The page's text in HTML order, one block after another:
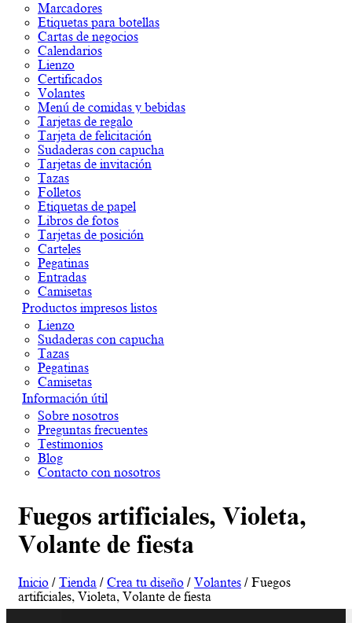
Marcadores
Etiquetas para botellas
Cartas de negocios
Calendarios
Lienzo
Certificados
Volantes
Menú de comidas y bebidas
Tarjetas de regalo
Tarjeta de felicitación
Sudaderas con capucha
Tarjetas de invitación
Tazas
Folletos
Etiquetas de papel
Libros de fotos
Tarjetas de posición
Carteles
Pegatinas
Entradas
Camisetas
Productos impresos listos
Lienzo
Sudaderas con capucha
Tazas
Pegatinas
Camisetas
Información útil
Sobre nosotros
Preguntas frecuentes
Testimonios
Blog
Contacto con nosotros
Fuegos artificiales, Violeta,
Volante de fiesta
Inicio / Tienda / Crea tu diseño / Volantes / Fuegos
artificiales, Violeta, Volante de fiesta